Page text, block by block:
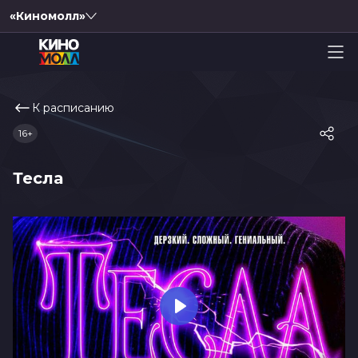
«Киномолл»
К расписанию
Тесла
16+
Play